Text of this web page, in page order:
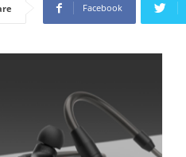
Facebook